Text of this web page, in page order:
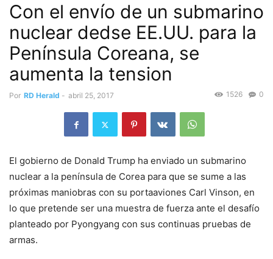
Con el envío de un submarino
nuclear dedse EE.UU. para la
Península Coreana, se
aumenta la tension
Por RD Herald - abril 25, 2017 0
1526
El gobierno de Donald Trump ha enviado un submarino
nuclear a la península de Corea para que se sume a las
próximas maniobras con su portaaviones Carl Vinson, en
lo que pretende ser una muestra de fuerza ante el desafío
planteado por Pyongyang con sus continuas pruebas de
armas.